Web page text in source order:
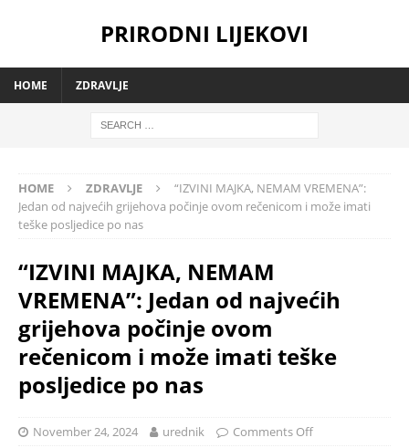
PRIRODNI LIJEKOVI
HOME ZDRAVLJE
HOME ZDRAVLJE
“IZVINI MAJKA, NEMAM VREMENA”:
Jedan od najvećih grijehova počinje ovom rečenicom i može imati
teške posljedice po nas
“IZVINI MAJKA, NEMAM
VREMENA”: Jedan od najvećih
grijehova počinje ovom
rečenicom i može imati teške
posljedice po nas
November 24, 2024 urednik Comments Off